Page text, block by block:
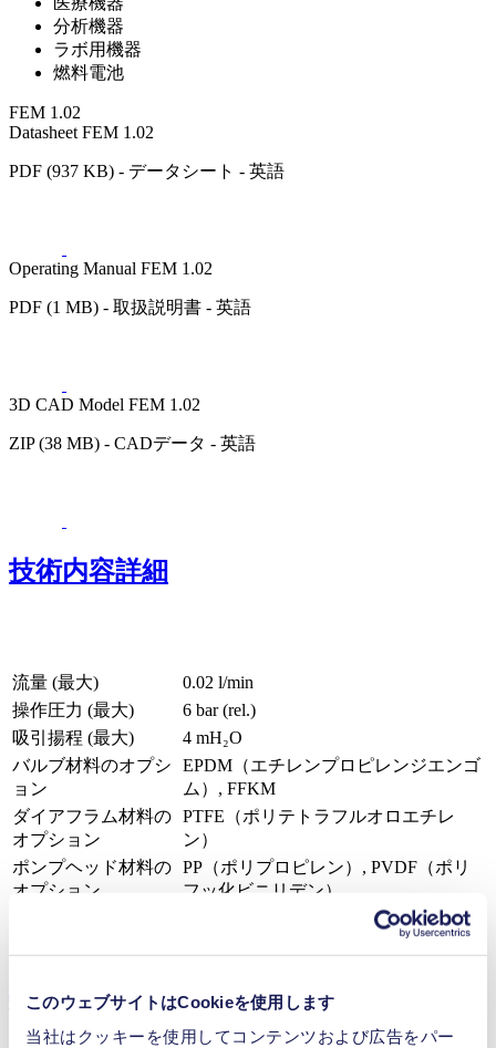
このウェブサイトはCookieを使用します
当社はクッキーを使用してコンテンツおよび広告をパー
分析機器
ラボ用機器
燃料電池
FEM 1.02
Datasheet FEM 1.02
PDF (937 KB) - データシート - 英語
Operating Manual FEM 1.02
PDF (1 MB) - 取扱説明書 - 英語
3D CAD Model FEM 1.02
ZIP (38 MB) - CADデータ - 英語
技術内容詳細
流量 (最大)
0.02 l/min
操作圧力 (最大)
6 bar (rel.)
吸引揚程 (最大)
4 mH₂O
バルブ材料のオプシ
ョン
EPDM（エチレンプロピレンジエンゴ
ム）, FFKM
ダイアフラム材料の
オプション
PTFE（ポリテトラフルオロエチレ
ン）
ポンプヘッド材料の
オプション
PP（ポリプロピレン）, PVDF（ポリ
フッ化ビニリデン）
特徴